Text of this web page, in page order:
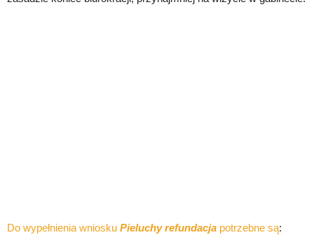
Do wypełnienia wniosku Pieluchy refundacja potrzebne są: